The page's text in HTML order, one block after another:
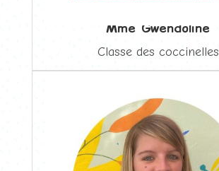
Mme Gwendoline
Classe des coccinelles